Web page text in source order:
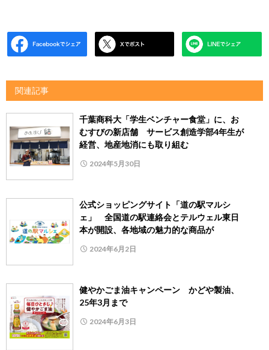
関連記事
千葉商科大「学生ベンチャー食堂」に、お
むすびの新店舗 サービス創造学部4年生が
経営、地産地消にも取り組む
2024年5月30日
公式ショッピングサイト「道の駅マルシ
ェ」 全国道の駅連絡会とテルウェル東日
本が開設、各地域の魅力的な商品が
2024年6月2日
健やかごま油キャンペーン かどや製油、
25年3月まで
2024年6月3日